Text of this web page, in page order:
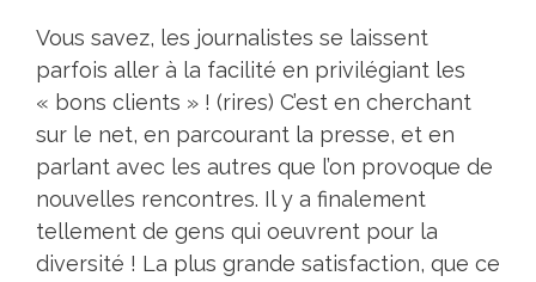
Vous savez, les journalistes se laissent
parfois aller à la facilité en privilégiant les
« bons clients » ! (rires) C’est en cherchant
sur le net, en parcourant la presse, et en
parlant avec les autres que l’on provoque de
nouvelles rencontres. Il y a finalement
tellement de gens qui oeuvrent pour la
diversité ! La plus grande satisfaction, que ce